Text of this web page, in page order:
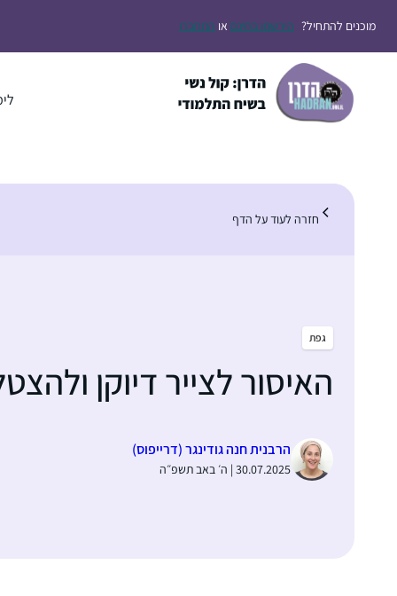
לתוכןמוכנים להתחיל? הירשמו בחינם או התחברו
חזרה לעוד על הדף
גפת
האיסור לצייר דיוקן
הרבנית חנה גודינגר (דרייפוס)
30.07.2025 | ה׳ באב תשפ״ה